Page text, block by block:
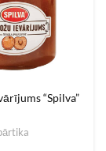
“Spilva”